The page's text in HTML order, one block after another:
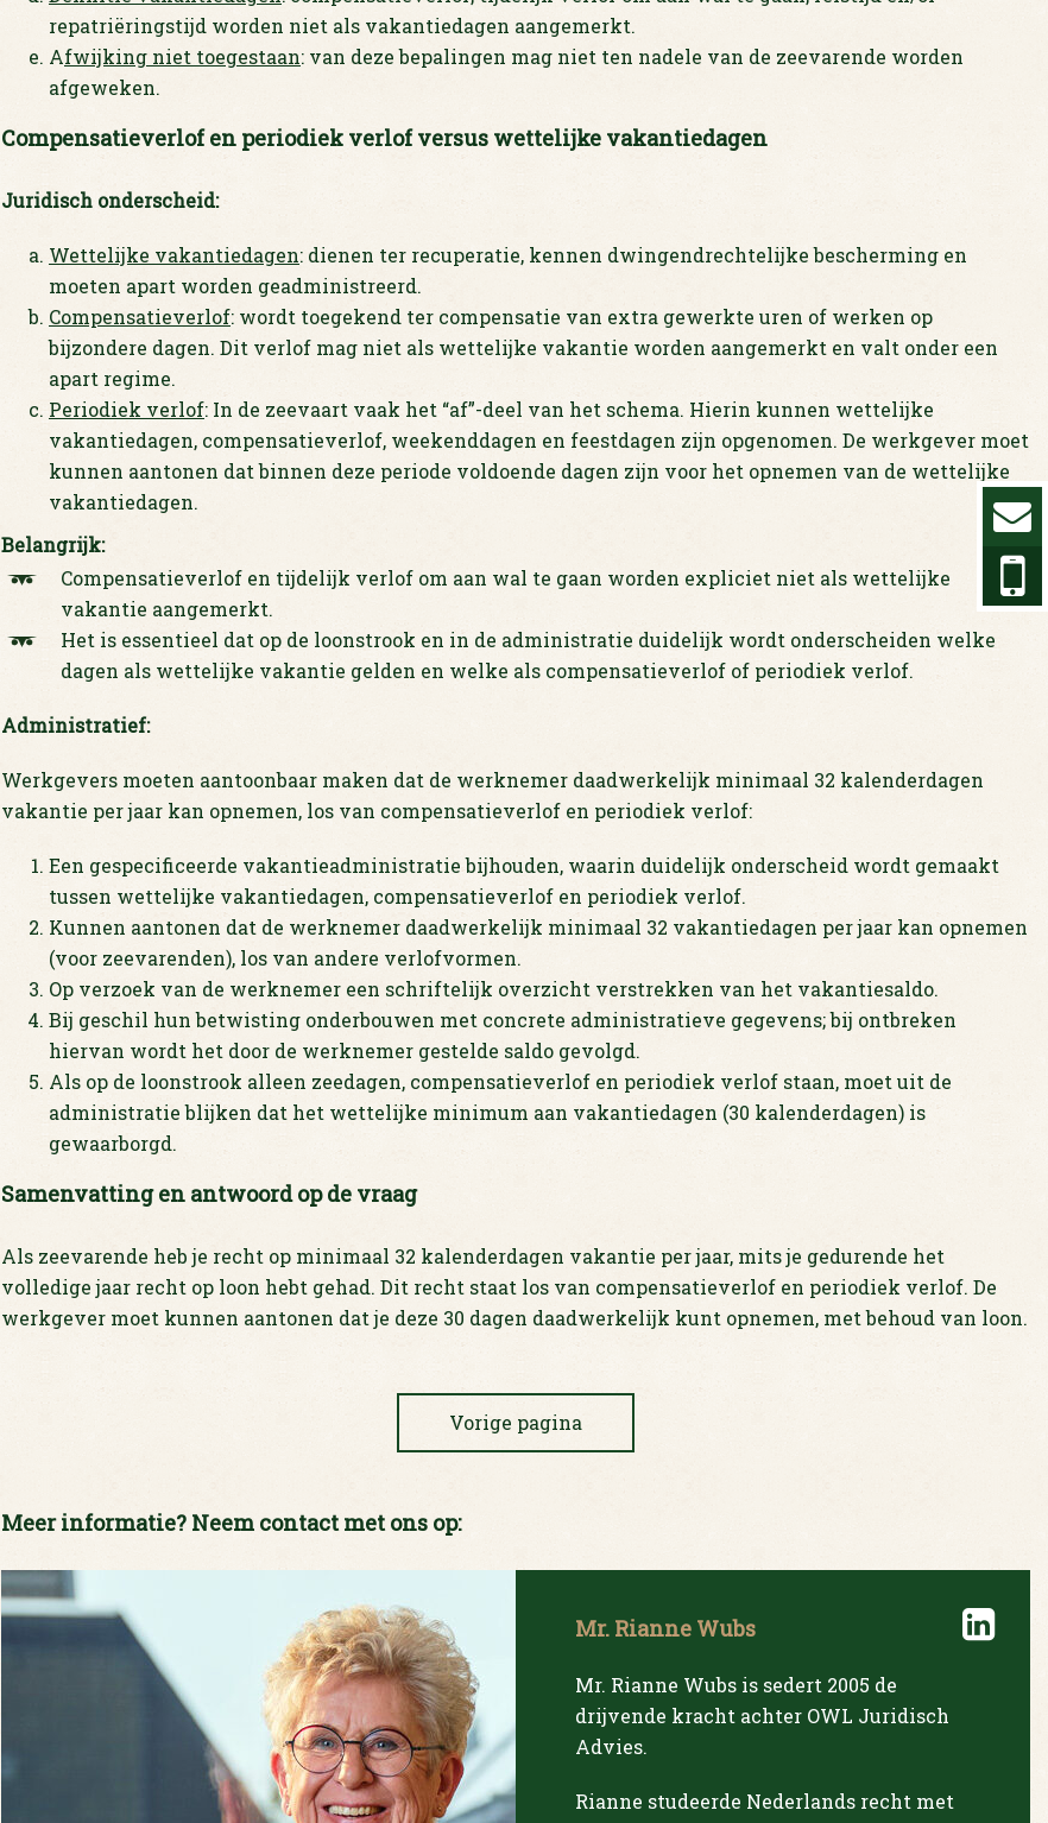
repatriëringstijd worden niet als vakantiedagen aangemerkt.
Afwijking niet toegestaan: van deze bepalingen mag niet ten nadele van de zeevarende worden
afgeweken.
Compensatieverlof en periodiek verlof versus wettelijke vakantiedagen
Juridisch onderscheid:
Wettelijke vakantiedagen: dienen ter recuperatie, kennen dwingendrechtelijke bescherming en
moeten apart worden geadministreerd.
Compensatieverlof: wordt toegekend ter compensatie van extra gewerkte uren of werken op
bijzondere dagen. Dit verlof mag niet als wettelijke vakantie worden aangemerkt en valt onder een
apart regime.
Periodiek verlof: In de zeevaart vaak het “af”-deel van het schema. Hierin kunnen wettelijke
vakantiedagen, compensatieverlof, weekenddagen en feestdagen zijn opgenomen. De werkgever moet
kunnen aantonen dat binnen deze periode voldoende dagen zijn voor het opnemen van de wettelijke
vakantiedagen.
Belangrijk:
Compensatieverlof en tijdelijk verlof om aan wal te gaan worden expliciet niet als wettelijke
vakantie aangemerkt.
Het is essentieel dat op de loonstrook en in de administratie duidelijk wordt onderscheiden welke
dagen als wettelijke vakantie gelden en welke als compensatieverlof of periodiek verlof.
Administratief:
Werkgevers moeten aantoonbaar maken dat de werknemer daadwerkelijk minimaal 32 kalenderdagen
vakantie per jaar kan opnemen, los van compensatieverlof en periodiek verlof:
Een gespecificeerde vakantieadministratie bijhouden, waarin duidelijk onderscheid wordt gemaakt
tussen wettelijke vakantiedagen, compensatieverlof en periodiek verlof.
Kunnen aantonen dat de werknemer daadwerkelijk minimaal 32 vakantiedagen per jaar kan opnemen
(voor zeevarenden), los van andere verlofvormen.
Op verzoek van de werknemer een schriftelijk overzicht verstrekken van het vakantiesaldo.
Bij geschil hun betwisting onderbouwen met concrete administratieve gegevens; bij ontbreken
hiervan wordt het door de werknemer gestelde saldo gevolgd.
Als op de loonstrook alleen zeedagen, compensatieverlof en periodiek verlof staan, moet uit de
administratie blijken dat het wettelijke minimum aan vakantiedagen (30 kalenderdagen) is
gewaarborgd.
Samenvatting en antwoord op de vraag
Als zeevarende heb je recht op minimaal 32 kalenderdagen vakantie per jaar, mits je gedurende het
volledige jaar recht op loon hebt gehad. Dit recht staat los van compensatieverlof en periodiek verlof. De
werkgever moet kunnen aantonen dat je deze 30 dagen daadwerkelijk kunt opnemen, met behoud van loon.
Vorige pagina
Meer informatie? Neem contact met ons op:
Mr. Rianne Wubs
Mr. Rianne Wubs is sedert 2005 de
drijvende kracht achter OWL Juridisch
Advies.
Rianne studeerde Nederlands recht met